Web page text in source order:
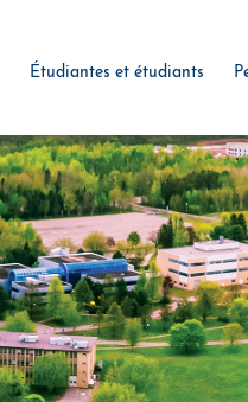
Étudiantes et étudiants